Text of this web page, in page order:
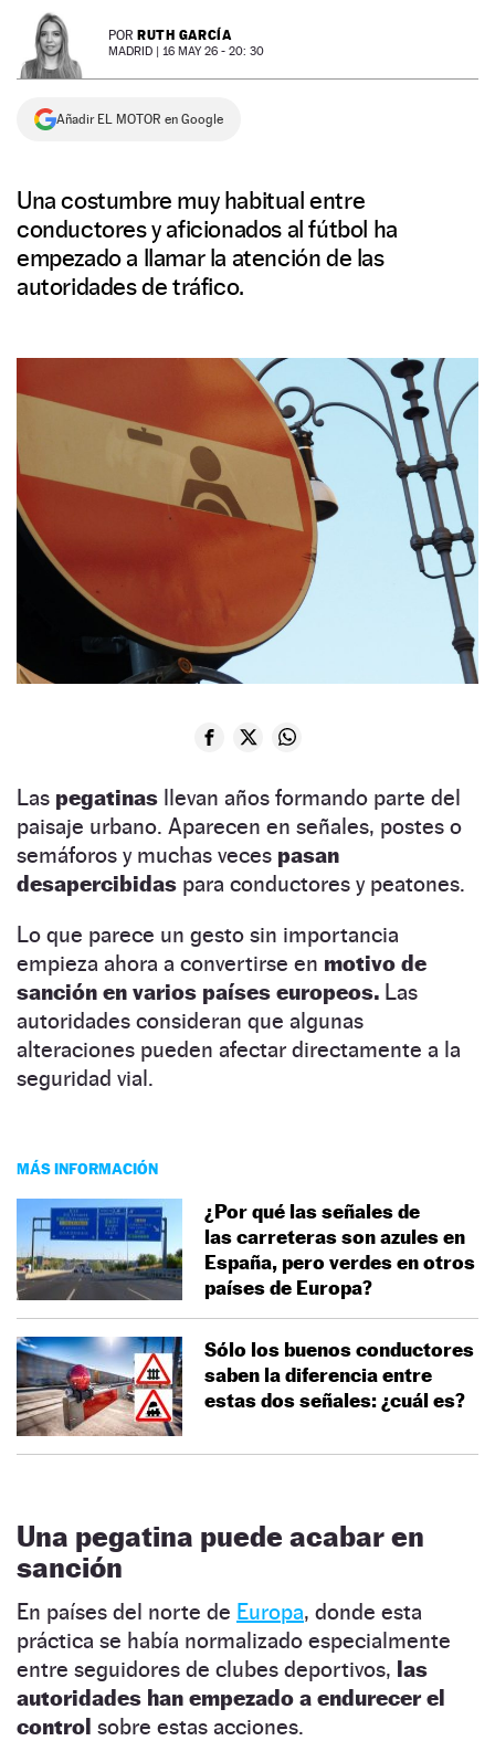
NEWSLETTER POR RUTH GARCÍA
MADRID | 16 MAY 26 - 20: 30
Añadir EL MOTOR en Google
Una costumbre muy habitual entre
conductores y aficionados al fútbol ha
empezado a llamar la atención de las
autoridades de tráfico.
Las pegatinas llevan años formando parte del
paisaje urbano. Aparecen en señales, postes o
semáforos y muchas veces pasan
desapercibidas para conductores y peatones.
Lo que parece un gesto sin importancia
empieza ahora a convertirse en motivo de
sanción en varios países europeos. Las
autoridades consideran que algunas
alteraciones pueden afectar directamente a la
seguridad vial.
MÁS INFORMACIÓN
¿Por qué las señales de
las carreteras son azules en
España, pero verdes en otros
países de Europa?
Sólo los buenos conductores
saben la diferencia entre
estas dos señales: ¿cuál es?
Una pegatina puede acabar en
sanción
En países del norte de Europa, donde esta
práctica se había normalizado especialmente
entre seguidores de clubes deportivos, las
autoridades han empezado a endurecer el
control sobre estas acciones.